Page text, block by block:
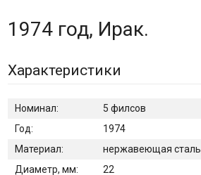
1974 год, Ирак.
Характеристики
Номинал:
5 филсов
Год:
1974
Материал:
нержавеющая сталь
Диаметр, мм:
22